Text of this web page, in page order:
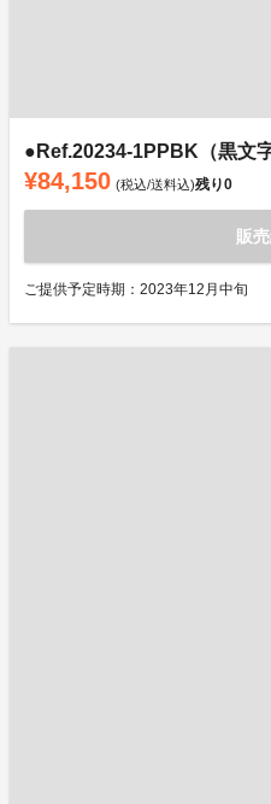
●Ref.20234-1PPBK（黒文
¥84,150 (税込/送料込)残り0
販
ご提供予定時期：2023年12月中旬